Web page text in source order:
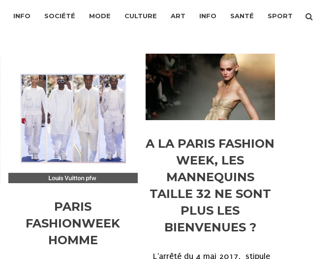
INFO SOCIÉTÉ MODE CULTURE ART INFO SANTÉ SPORT
PARIS
FASHIONWEEK
HOMME
A LA PARIS FASHION
WEEK, LES
MANNEQUINS
TAILLE 32 NE SONT
PLUS LES
BIENVENUES ?
L'arrêté du 4 mai 2017, stipule